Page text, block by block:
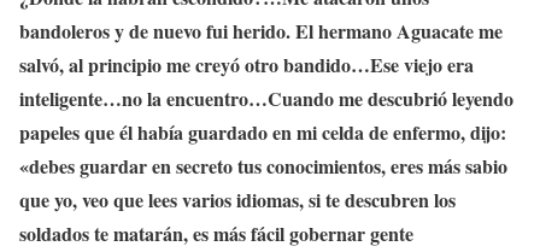
bandoleros y de nuevo fui herido. El hermano Aguacate me
salvó, al principio me creyó otro bandido…Ese viejo era
inteligente…no la encuentro…Cuando me descubrió leyendo
papeles que él había guardado en mi celda de enfermo, dijo:
«debes guardar en secreto tus conocimientos, eres más sabio
que yo, veo que lees varios idiomas, si te descubren los
soldados te matarán, es más fácil gobernar gente